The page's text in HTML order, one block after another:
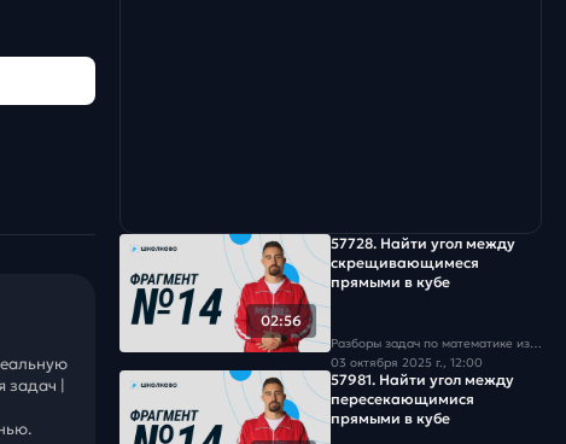
задач |
02:56
57728. Найти угол между
скрещивающимеся
прямыми в кубе
Разборы задач по математике из базы Школково
03 октября 2025 г., 12:00
57981. Найти угол между
пересекающимися
прямыми в кубе